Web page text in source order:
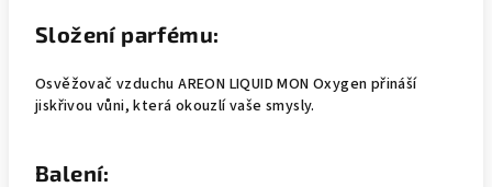
Složení parfému:
Osvěžovač vzduchu AREON LIQUID MON Oxygen přináší
jiskřivou vůni, která okouzlí vaše smysly.
Balení: